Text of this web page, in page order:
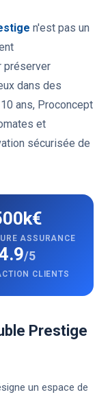
n'est pas un
préserver
dans des
ans, Proconcept
et
sécurisée de
ASSURANCE
/5
CLIENTS
Prestige
un espace de